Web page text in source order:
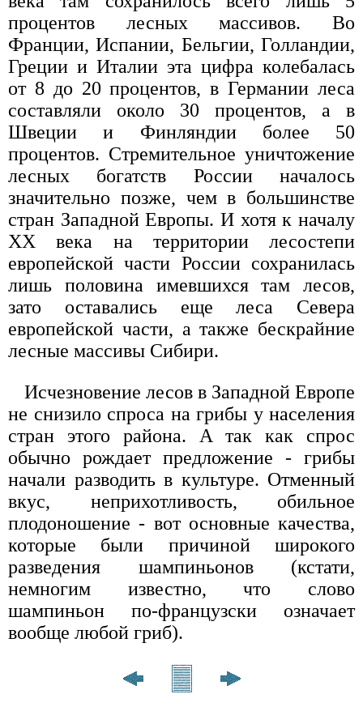
процентов лесных массивов. Во
Франции, Испании, Бельгии, Голландии,
Греции и Италии эта цифра колебалась
от 8 до 20 процентов, в Германии леса
составляли около 30 процентов, а в
Швеции и Финляндии более 50
процентов. Стремительное уничтожение
лесных богатств России началось
значительно позже, чем в большинстве
стран Западной Европы. И хотя к началу
XX века на территории лесостепи
европейской части России сохранилась
лишь половина имевшихся там лесов,
зато оставались еще леса Севера
европейской части, а также бескрайние
лесные массивы Сибири.
Исчезновение лесов в Западной Европе
не снизило спроса на грибы у населения
стран этого района. А так как спрос
обычно рождает предложение - грибы
начали разводить в культуре. Отменный
вкус, неприхотливость, обильное
плодоношение - вот основные качества,
которые были причиной широкого
разведения шампиньонов (кстати,
немногим известно, что слово
шампиньон по-французски означает
вообще любой гриб).